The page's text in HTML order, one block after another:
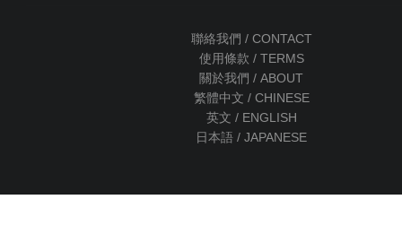
聯絡我們 / CONTACT
使用條款 / TERMS
關於我們 / ABOUT
繁體中文 / CHINESE
英文 / ENGLISH
日本語 / JAPANESE